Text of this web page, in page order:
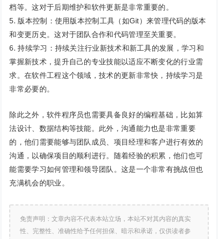
档等。这对于后期维护和软件更新是非常重要的。
5. 版本控制：使用版本控制工具（如Git）来管理代码的版本
和变更历史。这对于团队合作和代码管理至关重要。
6. 持续学习：持续关注行业新技术和新工具的发展，学习和
掌握新技术，提升自己的专业技能以适应不断变化的行业需
求。在软件工程这个领域，技术的更新非常快，持续学习是
非常必要的。
除此之外，软件程序员也需要具备良好的编程基础，比如算
法设计、数据结构等技能。此外，沟通能力也是非常重要
的，他们需要能够与团队成员、项目经理和客户进行有效的
沟通，以确保项目的顺利进行。随着经验的积累，他们也可
能需要学习如何管理和领导团队。这是一个非常有挑战但也
充满机会的职业。
免责声明：文章内容不代表本站立场，本站不对其内容的真实
性、完整性、准确性给予任何担保、暗示和承诺，仅供读者参